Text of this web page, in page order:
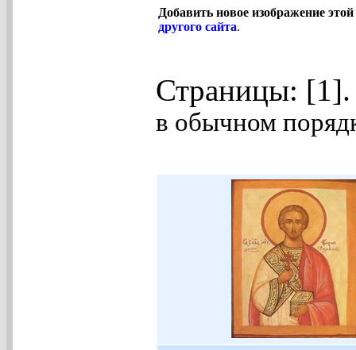
Добавить новое изображение
другого сайта.
Страницы:
в обычном